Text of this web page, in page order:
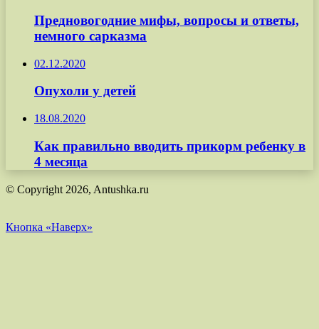
Предновогодние мифы, вопросы и ответы,
немного сарказма
02.12.2020
Опухоли у детей
18.08.2020
Как правильно вводить прикорм ребенку в
4 месяца
© Copyright 2026, Antushka.ru
Кнопка «Наверх»